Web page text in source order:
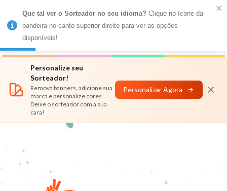
MENU
Números
Personalize seu
Sorteador!
Remova banners, adicione sua
marca e personalize cores.
Deixe o sorteador com a sua
cara!
Personalizar Agora
Que tal ver o Sorteador no seu idioma? Clique no ícone da
bandeira no canto superior direito para ver as opções
disponíveis!